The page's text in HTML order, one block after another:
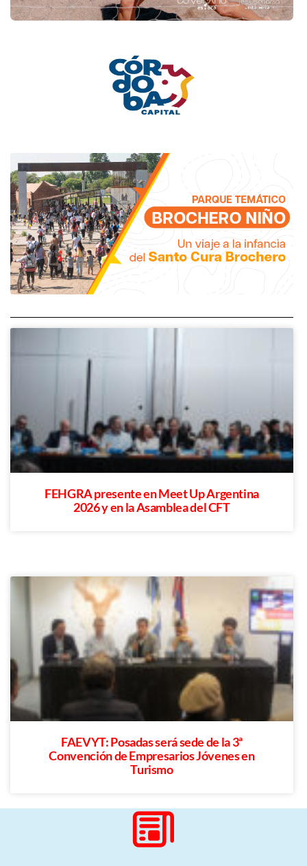
FEHGRA presente en Meet Up Argentina
2026 y en la Asamblea del CFT
FAEVYT: Posadas será sede de la 3ª
Convención de Empresarios Jóvenes en
Turismo